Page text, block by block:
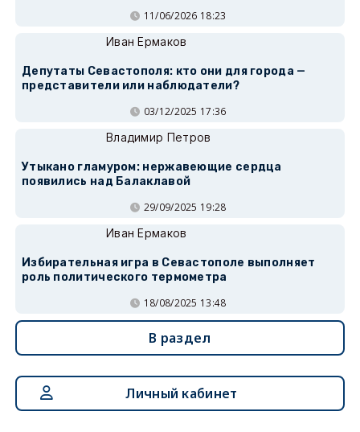
11/06/2026 18:23
Иван Ермаков
Депутаты Севастополя: кто они для города —
представители или наблюдатели?
03/12/2025 17:36
Владимир Петров
Утыкано гламуром: нержавеющие сердца
появились над Балаклавой
29/09/2025 19:28
Иван Ермаков
Избирательная игра в Севастополе выполняет
роль политического термометра
18/08/2025 13:48
В раздел
Личный кабинет